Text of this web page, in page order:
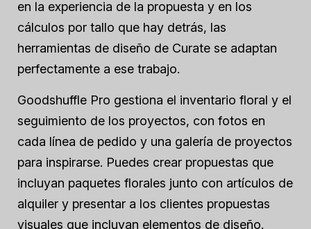
en la experiencia de la propuesta y en los
cálculos por tallo que hay detrás, las
herramientas de diseño de Curate se adaptan
perfectamente a ese trabajo.
Goodshuffle Pro gestiona el inventario floral y el
seguimiento de los proyectos, con fotos en
cada línea de pedido y una galería de proyectos
para inspirarse. Puedes crear propuestas que
incluyan paquetes florales junto con artículos de
alquiler y presentar a los clientes propuestas
visuales que incluyan elementos de diseño.